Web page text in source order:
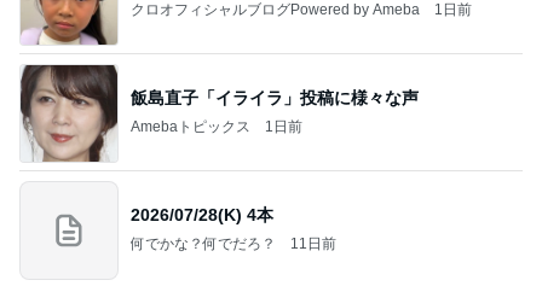
クロオフィシャルブログPowered by Ameba 1日前
飯島直子「イライラ」投稿に様々な声
Amebaトピックス 1日前
2026/07/28(K) 4本
何でかな？何でだろ？ 11日前